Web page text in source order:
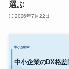
選ぶ
2026年7月22日